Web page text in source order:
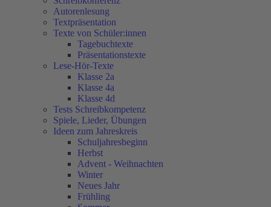
Autorenlesung
Textpräsentation
Texte von Schüler:innen
Tagebuchtexte
Präsentationstexte
Lese-Hör-Texte
Klasse 2a
Klasse 4a
Klasse 4d
Tests Schreibkompetenz
Spiele, Lieder, Übungen
Ideen zum Jahreskreis
Schuljahresbeginn
Herbst
Advent - Weihnachten
Winter
Neues Jahr
Frühling